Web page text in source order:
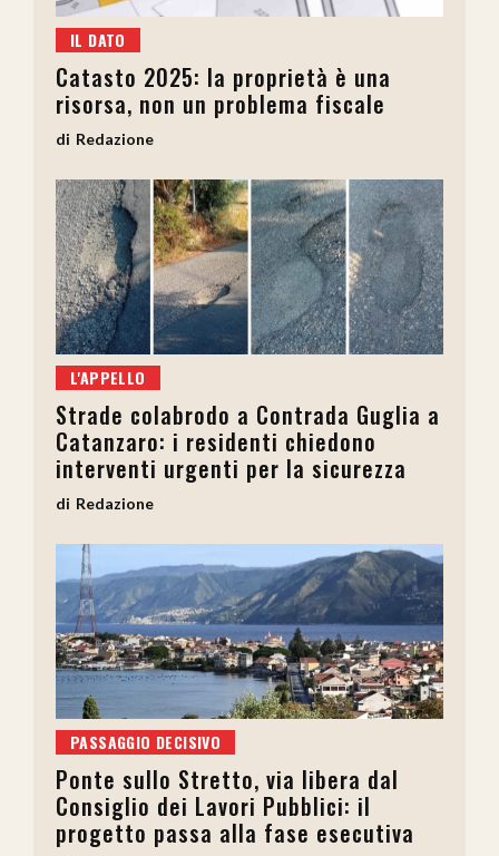
IL DATO
Catasto 2025: la proprietà è una
risorsa, non un problema fiscale
Redazione
L'APPELLO
Strade colabrodo a Contrada Guglia a
Catanzaro: i residenti chiedono
interventi urgenti per la sicurezza
Redazione
PASSAGGIO DECISIVO
Ponte sullo Stretto, via libera dal
Consiglio dei Lavori Pubblici: il
progetto passa alla fase esecutiva